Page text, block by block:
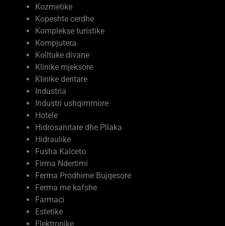
Mobilje me porosi
Mermere dhe Granite
Marketing
Makina me qera
Kozmetike
Kopeshte cerdhe
Komplekse turistike
Kompjutera
Kolltuke divane
Klinike mjeksore
Klinike dentare
Industria
Industri ushqimmore
Hotele
Hidrosanitare dhe Pllaka
Hidraulike
Fusha Kalceto
Firma Ndertimi
Ferma Prodhime Bujqesore